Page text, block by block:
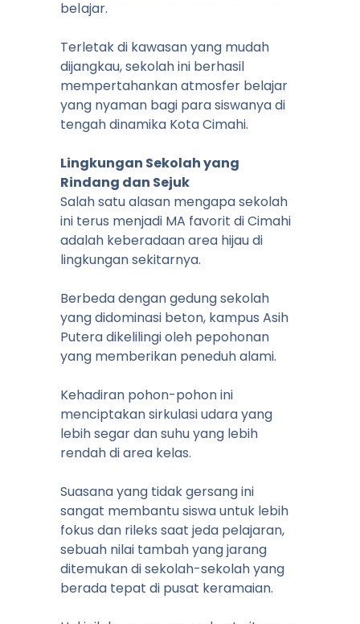
belajar.
Terletak di kawasan yang mudah
dijangkau, sekolah ini berhasil
mempertahankan atmosfer belajar
yang nyaman bagi para siswanya di
tengah dinamika Kota Cimahi.
Lingkungan Sekolah yang
Rindang dan Sejuk
Salah satu alasan mengapa sekolah
ini terus menjadi MA favorit di Cimahi
adalah keberadaan area hijau di
lingkungan sekitarnya.
Berbeda dengan gedung sekolah
yang didominasi beton, kampus Asih
Putera dikelilingi oleh pepohonan
yang memberikan peneduh alami.
Kehadiran pohon-pohon ini
menciptakan sirkulasi udara yang
lebih segar dan suhu yang lebih
rendah di area kelas.
Suasana yang tidak gersang ini
sangat membantu siswa untuk lebih
fokus dan rileks saat jeda pelajaran,
sebuah nilai tambah yang jarang
ditemukan di sekolah-sekolah yang
berada tepat di pusat keramaian.